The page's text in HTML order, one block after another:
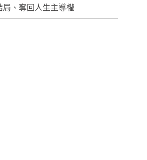
局、奪回人生主導權